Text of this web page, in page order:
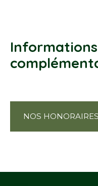
Informations
NOS HONORAIRES